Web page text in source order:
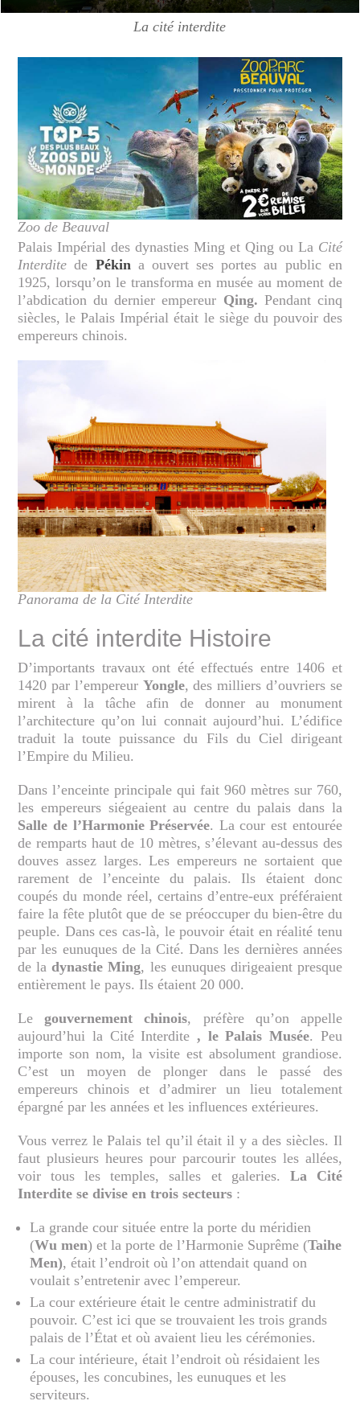
La cité interdite
Zoo de Beauval
Palais Impérial des dynasties Ming et Qing ou La Cité
Interdite de Pékin a ouvert ses portes au public en
1925, lorsqu’on le transforma en musée au moment de
l’abdication du dernier empereur Qing. Pendant cinq
siècles, le Palais Impérial était le siège du pouvoir des
empereurs chinois.
Panorama de la Cité Interdite
La cité interdite Histoire
D’importants travaux ont été effectués entre 1406 et
1420 par l’empereur Yongle, des milliers d’ouvriers se
mirent à la tâche afin de donner au monument
l’architecture qu’on lui connait aujourd’hui. L’édifice
traduit la toute puissance du Fils du Ciel dirigeant
l’Empire du Milieu.
Dans l’enceinte principale qui fait 960 mètres sur 760,
les empereurs siégeaient au centre du palais dans la
Salle de l’Harmonie Préservée. La cour est entourée
de remparts haut de 10 mètres, s’élevant au-dessus des
douves assez larges. Les empereurs ne sortaient que
rarement de l’enceinte du palais. Ils étaient donc
coupés du monde réel, certains d’entre-eux préféraient
faire la fête plutôt que de se préoccuper du bien-être du
peuple. Dans ces cas-là, le pouvoir était en réalité tenu
par les eunuques de la Cité. Dans les dernières années
de la dynastie Ming, les eunuques dirigeaient presque
entièrement le pays. Ils étaient 20 000.
Legouvernement chinois, préfère qu’on appelle
aujourd’hui la Cité Interdite , le Palais Musée. Peu
importe son nom, la visite est absolument grandiose.
C’est un moyen de plonger dans le passé des
empereurs chinois et d’admirer un lieu totalement
épargné par les années et les influences extérieures.
Vous verrez le Palais tel qu’il était il y a des siècles. Il
faut plusieurs heures pour parcourir toutes les allées,
voir tous les temples, salles et galeries. La Cité
Interdite se divise en trois secteurs :
La grande cour située entre la porte du méridien
(Wu men) et la porte de l’Harmonie Suprême (Taihe
Men), était l’endroit où l’on attendait quand on
voulait s’entretenir avec l’empereur.
La cour extérieure était le centre administratif du
pouvoir. C’est ici que se trouvaient les trois grands
palais de l’État et où avaient lieu les cérémonies.
La cour intérieure, était l’endroit où résidaient les
épouses, les concubines, les eunuques et les
serviteurs.